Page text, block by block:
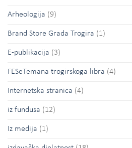
Arheologija (9)
Brand Store Grada Trogira (1)
E-publikacija (3)
FESeTemana trogirskoga libra (4)
Internetska stranica (4)
iz fundusa (12)
Iz medija (1)